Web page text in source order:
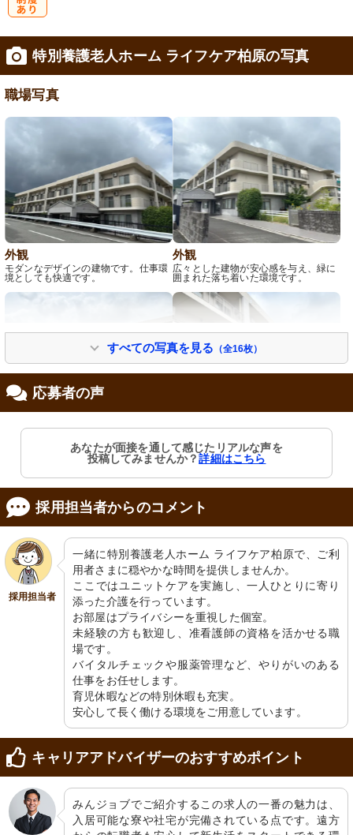
特別養護老人ホーム ライフケア柏原の写真
職場写真
外観
モダンなデザインの建物です。仕事環
境としても快適です。
外観
広々とした建物が安心感を与え、緑に
囲まれた落ち着いた環境です。
外観
緑豊かな環境の中に位置し、静かで落
ち着いた雰囲気が特徴の建物です。仕
事終わりのリフレッシュにも最適で
す。
外観
雨の日でも快適に出入りできる屋根付
きのエントランスがお迎えします。
エントランス
エントランスでは、広々とした屋外の
スペースを備えており、車でのアクセ
スもしやすい環境となっています。
エントランス
玄関は広いガラスドアで、明るい印象
掲示物
共用スペースや居室の配置が一目でわ
かる案内板です。施設の全体像を把握
ラウンジ
和風の趣がある共有スペースです。テ
ーブルを囲んでの交流や、リラックス
すべての写真を見る （全16枚）
応募者の声
あなたが面接を通して感じたリアルな声を
投稿してみませんか？詳細はこちら
採用担当者からのコメント
採用担当者
一緒に特別養護老人ホーム ライフケア柏原で、ご利
用者さまに穏やかな時間を提供しませんか。
ここではユニットケアを実施し、一人ひとりに寄り
添った介護を行っています。
お部屋はプライバシーを重視した個室。
未経験の方も歓迎し、准看護師の資格を活かせる職
場です。
バイタルチェックや服薬管理など、やりがいのある
仕事をお任せします。
育児休暇などの特別休暇も充実。
安心して長く働ける環境をご用意しています。
キャリアアドバイザーのおすすめポイント
みんジョブでご紹介するこの求人の一番の魅力は、
入居可能な寮や社宅が完備されている点です。遠方